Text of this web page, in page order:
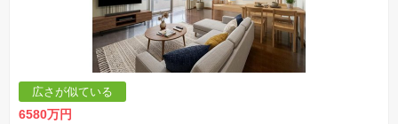
協議するため、土地購入者が自己の希望する建物の設計協議をするために必要な相当の期間の
交渉期間が設定され、その期間内で希望を満たすプランが実現できたかどうかにより結論を出
します。なお、この期間は概ね3ヶ月程度とされています。納得のいくプランが出来ず、建築請
負契約が成立しない場合、土地売買契約は白紙に戻り、土地契約にかかった代金（土地代金、
手付金など）は名目のいかんに関わらず、全て返却されます。
※課税対象物件の「価格」や「費用等」は消費税込みの「総額表示」で統一しています。
※「本体価格」とは、課税対象物件においては「消費税を除いた建物価格」と「土地価格」の
合計額を指します。
表示されておりません。
広さが似ている
6580万円